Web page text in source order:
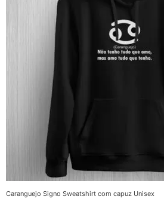
Caranguejo Signo Sweatshirt com capuz Unisex